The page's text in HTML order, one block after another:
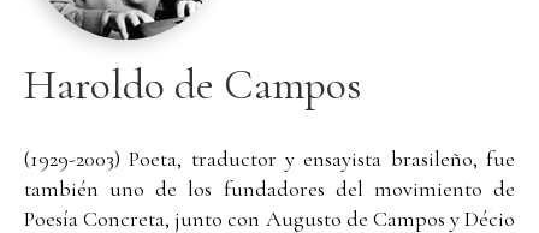
Haroldo de Campos
(1929-2003) Poeta, traductor y ensayista brasileño, fue
también uno de los fundadores del movimiento de
Poesía Concreta, junto con Augusto de Campos y Décio